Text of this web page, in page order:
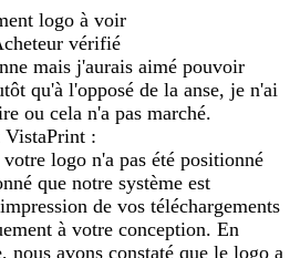
logo à voir
vérifié
mais j'aurais aimé pouvoir
qu'à l'opposé de la anse, je n'ai
ou cela n'a pas marché.
VistaPrint :
logo n'a pas été positionné
que notre système est
de vos téléchargements
à votre conception. En
avons constaté que le logo a